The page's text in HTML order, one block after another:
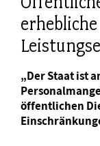
erhebliche
„Der Staat ist
öffentlichen